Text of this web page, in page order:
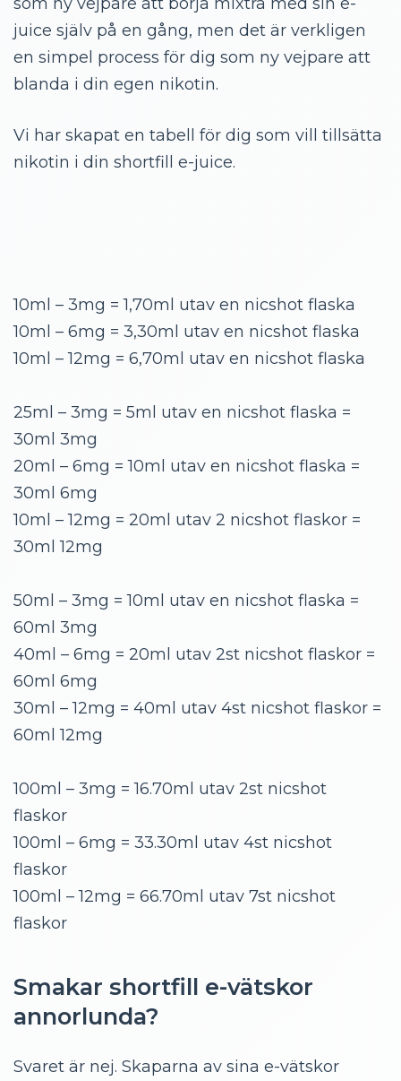
juice själv på en gång, men det är verkligen
en simpel process för dig som ny vejpare att
blanda i din egen nikotin.
Vi har skapat en tabell för dig som vill tillsätta
nikotin i din shortfill e-juice.
10ml – 3mg = 1,70ml utav en nicshot flaska
10ml – 6mg = 3,30ml utav en nicshot flaska
10ml – 12mg = 6,70ml utav en nicshot flaska
25ml – 3mg = 5ml utav en nicshot flaska =
30ml 3mg
20ml – 6mg = 10ml utav en nicshot flaska =
30ml 6mg
10ml – 12mg = 20ml utav 2 nicshot flaskor =
30ml 12mg
50ml – 3mg = 10ml utav en nicshot flaska =
60ml 3mg
40ml – 6mg = 20ml utav 2st nicshot flaskor =
60ml 6mg
30ml – 12mg = 40ml utav 4st nicshot flaskor =
60ml 12mg
100ml – 3mg = 16.70ml utav 2st nicshot
flaskor
100ml – 6mg = 33.30ml utav 4st nicshot
flaskor
100ml – 12mg = 66.70ml utav 7st nicshot
flaskor
Smakar shortfill e-vätskor
annorlunda?
Svaret är nej. Skaparna av sina e-vätskor